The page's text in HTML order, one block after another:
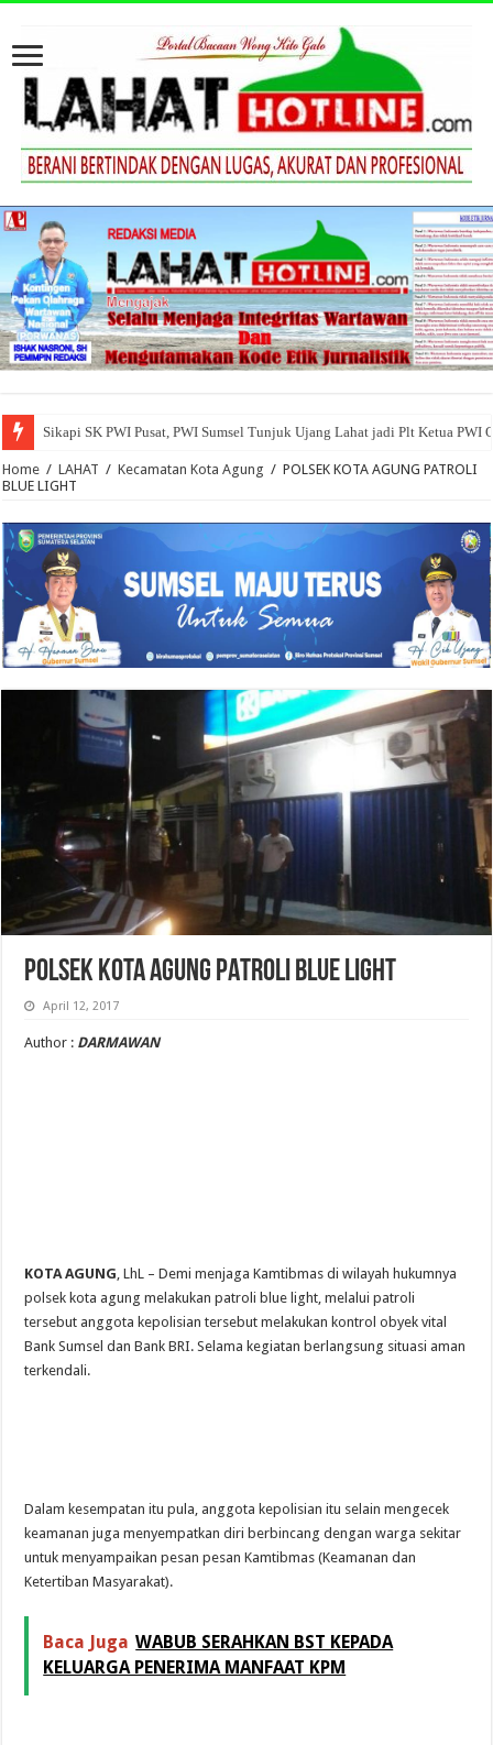
Sikapi SK PWI Pusat, PWI Sumsel Tunjuk Ujang Lahat jadi Plt Ketua PWI
Home / LAHAT / Kecamatan Kota Agung / POLSEK KOTA AGUNG PATROLI
BLUE LIGHT
POLSEK KOTA AGUNG PATROLI BLUE LIGHT
April 12, 2017
Author : DARMAWAN
KOTA AGUNG , LhL – Demi menjaga Kamtibmas di wilayah hukumnya
polsek kota agung melakukan patroli blue light, melalui patroli
tersebut anggota kepolisian tersebut melakukan kontrol obyek vital
Bank Sumsel dan Bank BRI. Selama kegiatan berlangsung situasi aman
terkendali.
Dalam kesempatan itu pula, anggota kepolisian itu selain mengecek
keamanan juga menyempatkan diri berbincang dengan warga sekitar
untuk menyampaikan pesan pesan Kamtibmas (Keamanan dan
Ketertiban Masyarakat).
Baca Juga WABUB SERAHKAN BST KEPADA
KELUARGA PENERIMA MANFAAT KPM